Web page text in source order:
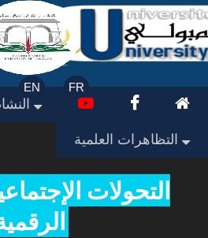
EN FR
التحولات